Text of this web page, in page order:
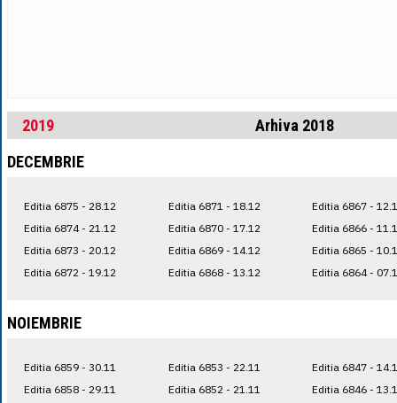
2019
Arhiva 2018
DECEMBRIE
Editia 6875 - 28.12
Editia 6874 - 21.12
Editia 6873 - 20.12
Editia 6872 - 19.12
Editia 6871 - 18.12
Editia 6870 - 17.12
Editia 6869 - 14.12
Editia 6868 - 13.12
Editia 6867 -
Editia 6866 -
Editia 6865 -
Editia 6864 -
NOIEMBRIE
Editia 6859 - 30.11
Editia 6858 - 29.11
Editia 6853 - 22.11
Editia 6852 - 21.11
Editia 6847 -
Editia 6846 -